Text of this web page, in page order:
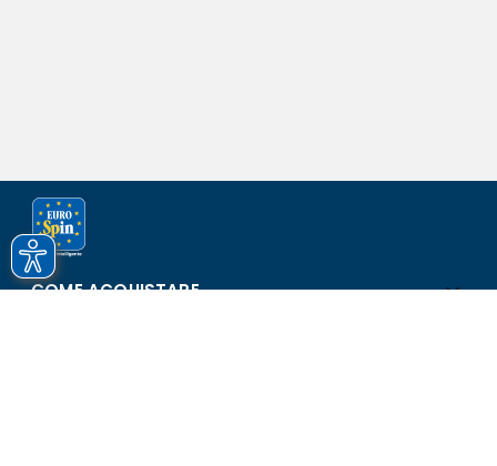
COME ACQUISTARE